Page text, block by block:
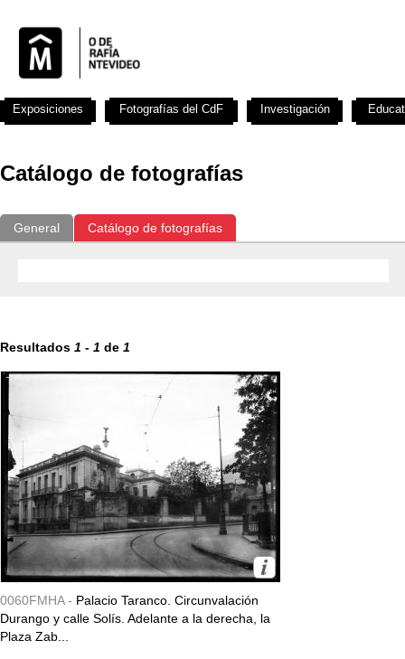
Catálogo de fotografías
General Catálogo de fotografías
Resultados 1 - 1 de 1
0060FMHA - Palacio Taranco. Circunvalación
Durango y calle Solís. Adelante a la derecha, la
Plaza Zab...
Exposiciones Fotografías del CdF Investigación